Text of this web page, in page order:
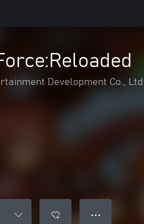
Development Co., Ltd
● ● ●